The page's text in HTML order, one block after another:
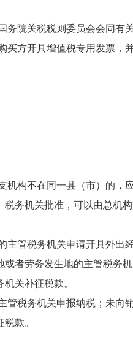
院关税税则委员会会同有关
方开具增值税专用发票，
构不在同一县（市）的，
务机关批准，可以由总机
管税务机关申请开具外出
者劳务发生地的主管税务
关补征税款。
税务机关申报纳税；未向
款。